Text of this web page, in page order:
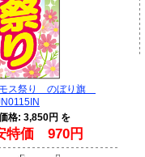
ス祭り のぼり旗
格: 3,850円 を
特価 970円